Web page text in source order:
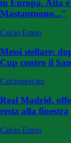
in Europa. Atta
Mastantuono..."
Calcio Estero
Messi stellare:
Cup contro il
Calciomercato
Real Madrid,
resta alla finestra
Calcio Estero